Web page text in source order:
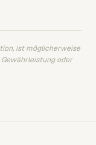
ist möglicherweise
oder